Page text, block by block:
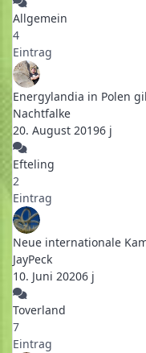
Allgemein
4
Eintrag
Energylandia in Polen
Nachtfalke
20. August 20196 j
Efteling
2
Eintrag
Neue internationale
JayPeck
10. Juni 20206 j
Toverland
7
Eintrag